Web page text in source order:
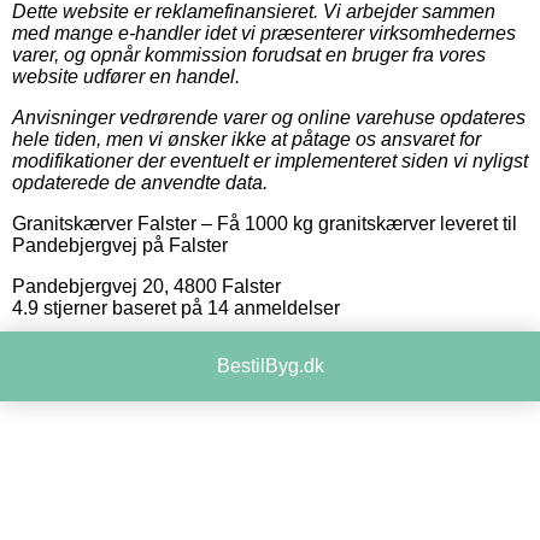
Dette website er reklamefinansieret. Vi arbejder sammen
med mange e-handler idet vi præsenterer virksomhedernes
varer, og opnår kommission forudsat en bruger fra vores
website udfører en handel.
Anvisninger vedrørende varer og online varehuse opdateres
hele tiden, men vi ønsker ikke at påtage os ansvaret for
modifikationer der eventuelt er implementeret siden vi nyligst
opdaterede de anvendte data.
Granitskærver Falster – Få 1000 kg granitskærver leveret til
Pandebjergvej på Falster
Pandebjergvej 20, 4800 Falster
4.9 stjerner baseret på 14 anmeldelser
BestilByg.dk